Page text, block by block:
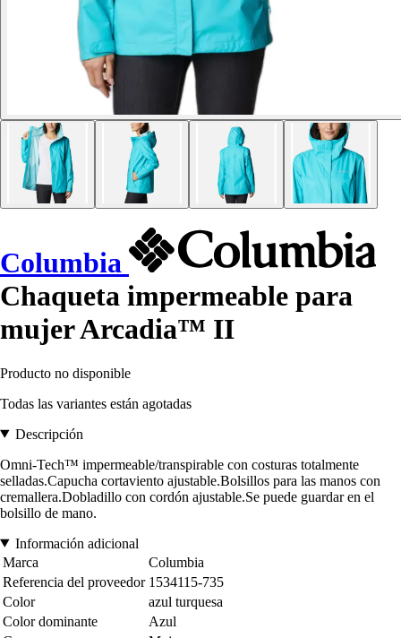
Columbia
Chaqueta impermeable para
mujer Arcadia™ II
Producto no disponible
Todas las variantes están agotadas
Descripción
Omni-Tech™ impermeable/transpirable con costuras totalmente
selladas.Capucha cortaviento ajustable.Bolsillos para las manos con
cremallera.Dobladillo con cordón ajustable.Se puede guardar en el
bolsillo de mano.
Información adicional
Marca
Columbia
Referencia del proveedor 1534115-735
Color
azul turquesa
Color dominante
Azul